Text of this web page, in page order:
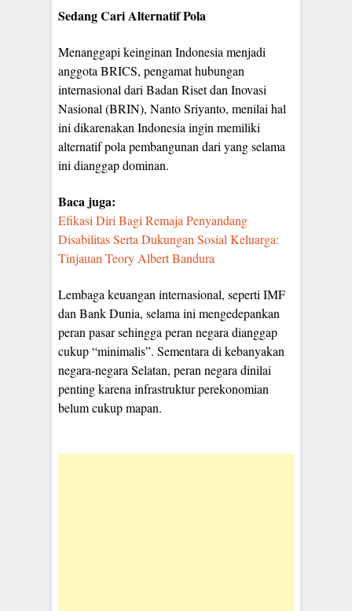
Sedang Cari Alternatif Pola
Menanggapi keinginan Indonesia menjadi
anggota BRICS, pengamat hubungan
internasional dari Badan Riset dan Inovasi
Nasional (BRIN), Nanto Sriyanto, menilai hal
ini dikarenakan Indonesia ingin memiliki
alternatif pola pembangunan dari yang selama
ini dianggap dominan.
Baca juga:
Efikasi Diri Bagi Remaja Penyandang
Disabilitas Serta Dukungan Sosial Keluarga:
Tinjauan Teory Albert Bandura
Lembaga keuangan internasional, seperti IMF
dan Bank Dunia, selama ini mengedepankan
peran pasar sehingga peran negara dianggap
cukup “minimalis”. Sementara di kebanyakan
negara-negara Selatan, peran negara dinilai
penting karena infrastruktur perekonomian
belum cukup mapan.